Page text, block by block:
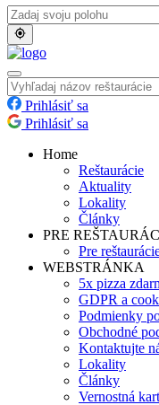
Prihlásiť sa
Prihlásiť sa
Home
Reštaurácie
Aktuality
Lokality
Články
PRE
Pre
WEBSTRÁNKA
5x pizza
GDPR a
Podmienky
Obchodné
Kontaktujte
Lokality
Články
Vernostná